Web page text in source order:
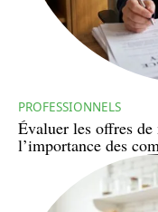
PROFESSIONNELS
Évaluer les offres
l’importance des